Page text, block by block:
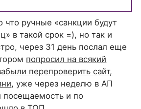
что ручные «санкции будут
в такой срок =), но так и
через 31 день послал еще
попросил на всякий
перепроверить сайт,
, уже через неделю в АП
посещаемость и по